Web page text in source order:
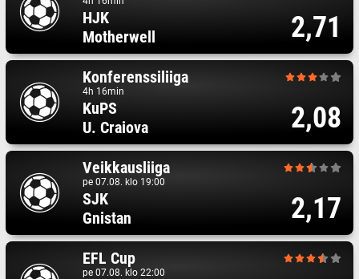
HJK
Motherwell
2,71
Konferenssiliiga
4h 16min
KuPS
U. Craiova
2,08
Veikkausliiga
pe 07.08. klo 19:00
SJK
Gnistan
2,17
EFL Cup
pe 07.08. klo 22:00